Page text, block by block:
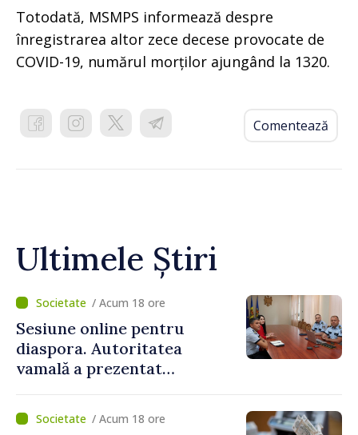
Totodată, MSMPS informează despre
înregistrarea altor zece decese provocate de
COVID-19, numărul morților ajungând la 1320.
Comentează
Ultimele Știri
/ Acum 18 ore
Sesiune online pentru
diaspora. Autoritatea
vamală a prezentat
revenirea în țară
/ Acum 18 ore